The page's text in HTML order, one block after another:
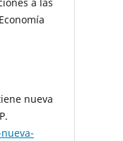
nueva